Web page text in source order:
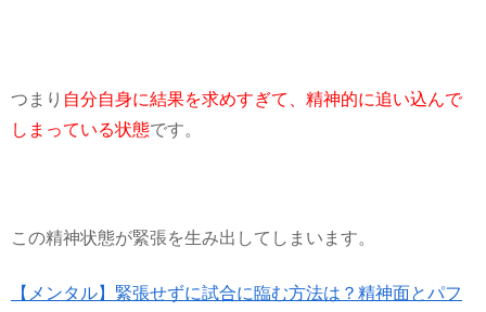
つまり 自分自身に結果を求めすぎて、精神的に追い込んで
しまっている状態です。
この精神状態が緊張を生み出してしまいます。
【メンタル】緊張せずに試合に臨む方法は？精神面とパフ